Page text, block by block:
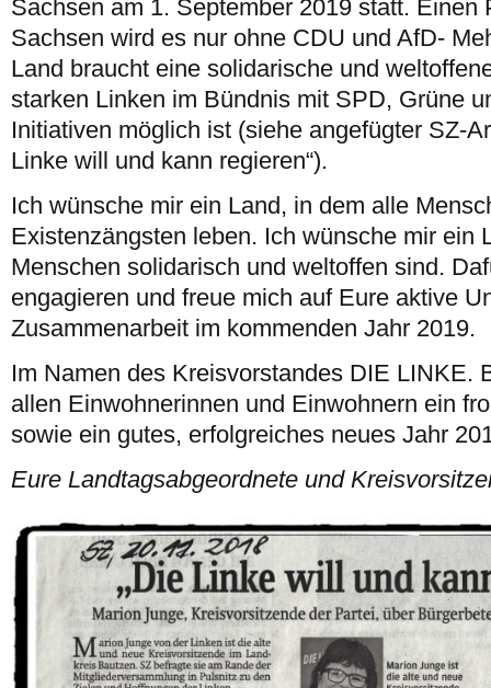
Sachsen am 1. September 2019 statt. Einen
Sachsen wird es nur ohne CDU und AfD-
Land braucht eine solidarische und
starken Linken im Bündnis mit SPD, Grüne
Initiativen möglich ist (siehe angefügter SZ-
Linke will und kann regieren“).
Ich wünsche mir ein Land, in dem alle
Existenzängsten leben. Ich wünsche mir ein
Menschen solidarisch und weltoffen sind.
engagieren und freue mich auf Eure aktive
Zusammenarbeit im kommenden Jahr 2019.
Im Namen des Kreisvorstandes DIE LINKE.
allen Einwohnerinnen und Einwohnern ein
sowie ein gutes, erfolgreiches neues Jahr
Eure Landtagsabgeordnete und